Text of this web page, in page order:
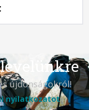
újdonságokról!
nyilatkozatot